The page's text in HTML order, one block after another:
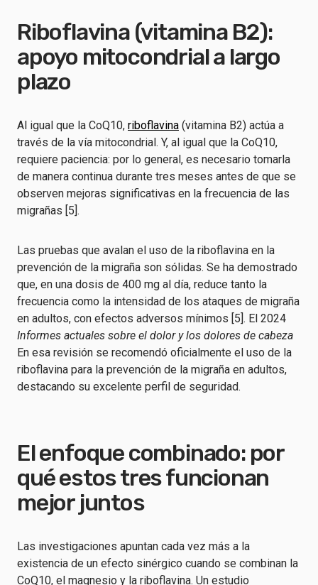
Riboflavina (vitamina B2):
apoyo mitocondrial a largo
plazo
Al igual que la CoQ10, riboflavina (vitamina B2) actúa a
través de la vía mitocondrial. Y, al igual que la CoQ10,
requiere paciencia: por lo general, es necesario tomarla
de manera continua durante tres meses antes de que se
observen mejoras significativas en la frecuencia de las
migrañas [5].
Las pruebas que avalan el uso de la riboflavina en la
prevención de la migraña son sólidas. Se ha demostrado
que, en una dosis de 400 mg al día, reduce tanto la
frecuencia como la intensidad de los ataques de migraña
en adultos, con efectos adversos mínimos [5]. El 2024
Informes actuales sobre el dolor y los dolores de cabeza
En esa revisión se recomendó oficialmente el uso de la
riboflavina para la prevención de la migraña en adultos,
destacando su excelente perfil de seguridad.
El enfoque combinado: por
qué estos tres funcionan
mejor juntos
Las investigaciones apuntan cada vez más a la
existencia de un efecto sinérgico cuando se combinan la
CoQ10, el magnesio y la riboflavina. Un estudio